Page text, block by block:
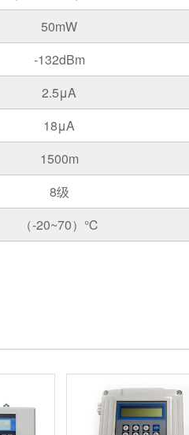
50mW
-132dBm
2.5μA
18μA
1500m
8级
（-20~70）℃